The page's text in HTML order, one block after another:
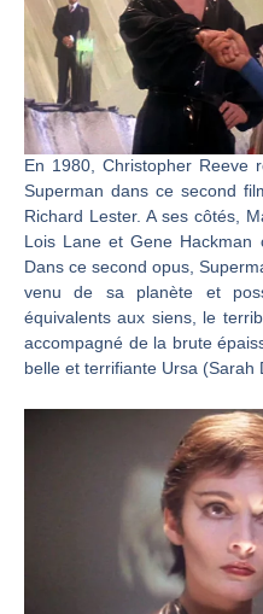
En 1980, Christopher Reeve
Superman dans ce second
Richard Lester. A ses côtés,
Lois Lane et Gene Hackman
Dans ce second opus,
venu de sa planète et
équivalents aux siens, le
accompagné de la brute
belle et terrifiante Ursa (Sarah